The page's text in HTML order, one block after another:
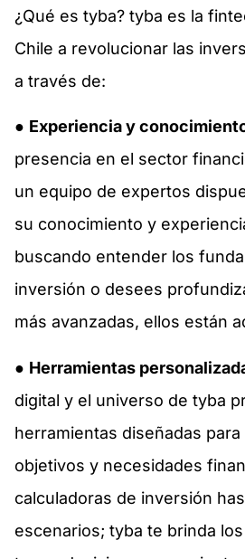
¿Qué es tyba? tyba es la
Chile a revolucionar las
a través de:
● Experiencia y
presencia en el sector
un equipo de expertos
su conocimiento y
buscando entender los
inversión o desees
más avanzadas, ellos están
● Herramientas
digital y el universo de tyba
herramientas diseñadas
objetivos y necesidades
calculadoras de inversión
escenarios; tyba te brinda